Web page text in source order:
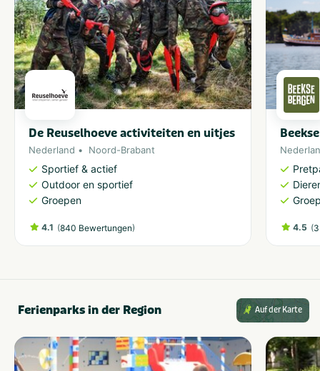
De Reuselhoeve activiteiten en uitjes
Nederland Noord-Brabant
Sportief & actief
Outdoor en sportief
Groepen
4.1 (840 Bewertungen) 4.5 (
Ferienparks in der Region Auf der Karte